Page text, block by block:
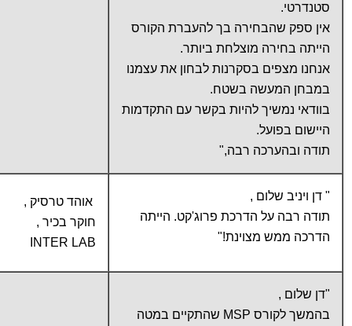
סטנדרטי.
אין ספק שהבחירה בך להעברת הקורס
הייתה בחירה מוצלחת ביותר.
אנחנו מצפים בסקרנות לבחון את עצמנו
במבחן המעשה בשטח.
בוודאי נמשיך להיות בקשר עם התקדמות
היישום בפועל.
תודה ובהערכה רבה,"
" דן ויניב שלום ,
תודה רבה על הדרכת פרוג'קט. הייתה
הדרכה ממש מצוינת!"
אוהד טרסיק ,
חוקר בכיר ,
INTER LAB
"דן שלום ,
בהמשך לקורס MSP שהתקיים במטה